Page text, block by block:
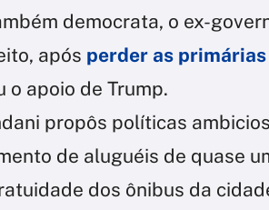
democrata, o ex-
após perder as
o apoio de Trump.
propôs políticas
de aluguéis de quase
dos ônibus da